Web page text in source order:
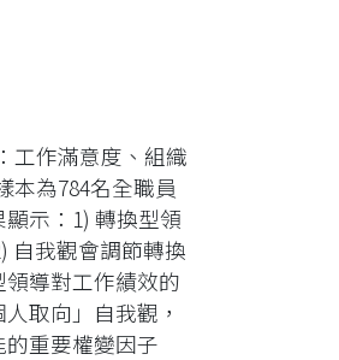
工作滿意度、組織
本為784名全職員
示：1) 轉換型領
自我觀會調節轉換
導對工作績效的
取向」自我觀，
重要權變因子